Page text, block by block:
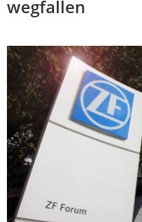
wegfallen